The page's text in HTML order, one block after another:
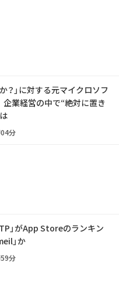
？」に対する元マイクロソフ
業経営の中で“絶対に置き
分
」がApp Storeのランキン
」か
分